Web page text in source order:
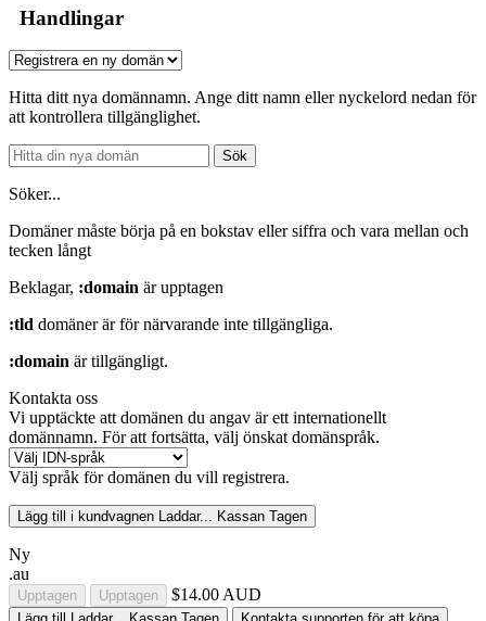
Handlingar
Hitta ditt nya domännamn. Ange ditt namn eller nyckelord nedan för
att kontrollera tillgänglighet.
Sök
Söker...
Domäner måste börja på en bokstav eller siffra och vara mellan och
tecken långt
Beklagar, :domain är upptagen
:tld domäner är för närvarande inte tillgängliga.
:domain är tillgängligt.
Kontakta oss
Vi upptäckte att domänen du angav är ett internationellt
domännamn. För att fortsätta, välj önskat domänspråk.
Välj språk för domänen du vill registrera.
Lägg till i kundvagnen Laddar... Kassan Tagen
Ny
.au
Upptagen Upptagen $14.00 AUD